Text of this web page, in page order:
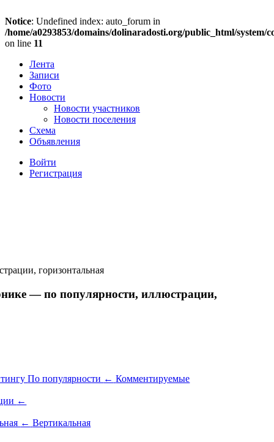
Notice: Undefined index: auto_forum in
/home/a0293853/domains/dolinaradosti.org/public_html/
on line 11
Лента
Записи
Фото
Новости
Новости участников
Новости поселения
Схема
Объявления
Войти
Регистрация
горизонтальная
— по популярности, иллюстрации,
По популярности ← Комментируемые
←
← Вертикальная